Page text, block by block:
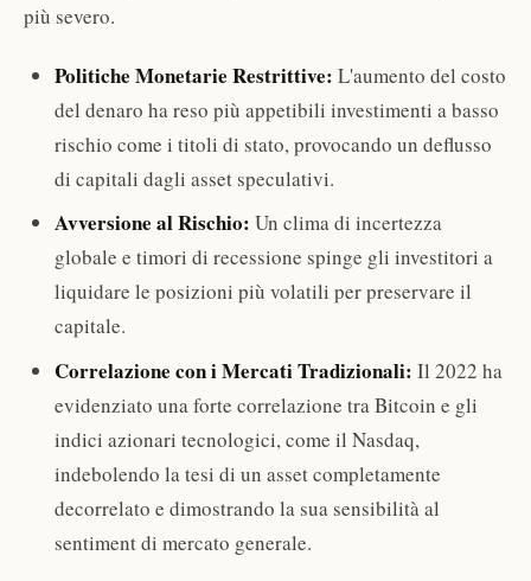
più severo.
Politiche Monetarie Restrittive: L'aumento del costo
del denaro ha reso più appetibili investimenti a basso
rischio come i titoli di stato, provocando un deflusso
di capitali dagli asset speculativi.
Avversione al Rischio: Un clima di incertezza
globale e timori di recessione spinge gli investitori a
liquidare le posizioni più volatili per preservare il
capitale.
Correlazione con i Mercati Tradizionali: Il 2022 ha
evidenziato una forte correlazione tra Bitcoin e gli
indici azionari tecnologici, come il Nasdaq,
indebolendo la tesi di un asset completamente
decorrelato e dimostrando la sua sensibilità al
sentiment di mercato generale.